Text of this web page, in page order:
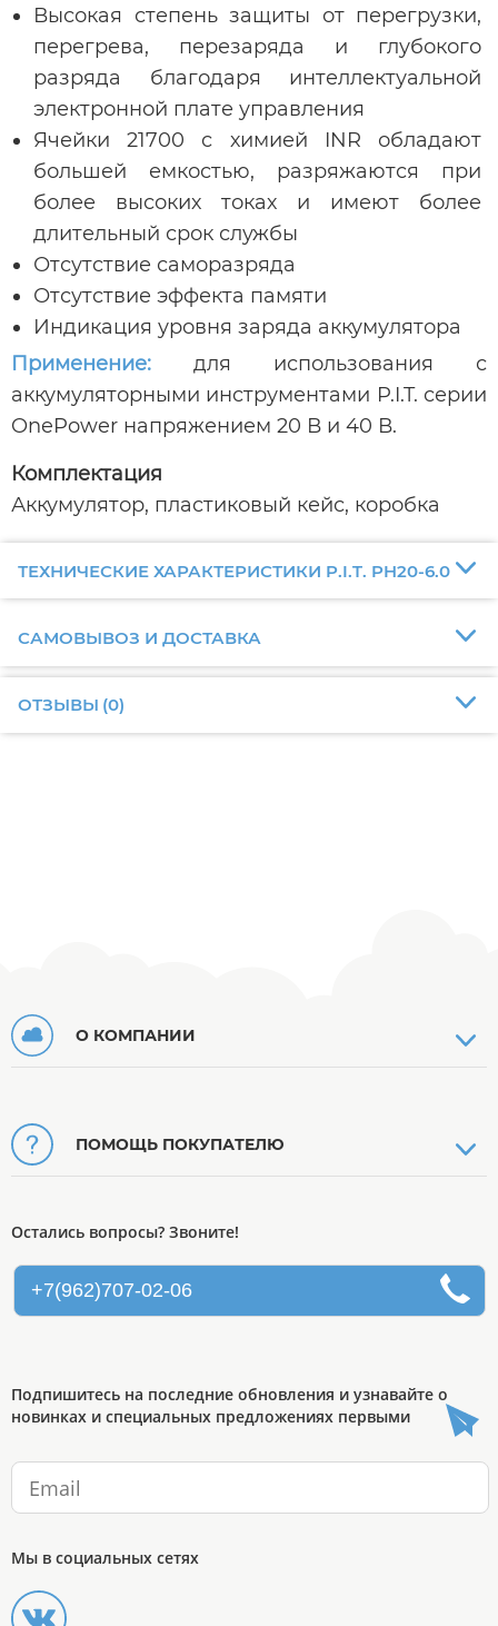
Высокая степень защиты от перегрузки,
перегрева, перезаряда и глубокого
разряда благодаря интеллектуальной
электронной плате управления
Ячейки 21700 с химией INR обладают
большей емкостью, разряжаются при
более высоких токах и имеют более
длительный срок службы
Отсутствие саморазряда
Отсутствие эффекта памяти
Индикация уровня заряда аккумулятора
Применение: для использования с
аккумуляторными инструментами P.I.T. серии
OnePower напряжением 20 В и 40 В.
Комплектация
Аккумулятор, пластиковый кейс, коробка
ТЕХНИЧЕСКИЕ ХАРАКТЕРИСТИКИ P.I.T. PH20-6.0
САМОВЫВОЗ И ДОСТАВКА
ОТЗЫВЫ (0)
О КОМПАНИИ
ПОМОЩЬ ПОКУПАТЕЛЮ
Остались вопросы? Звоните!
+7(962)707-02-06
Подпишитесь на последние обновления и узнавайте о
новинках и специальных предложениях первыми
Мы в социальных сетях